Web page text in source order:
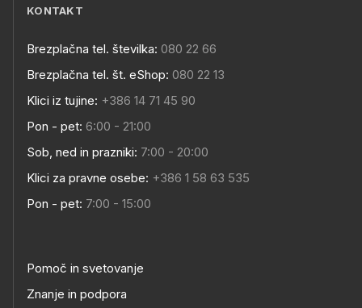
KONTAKT
Brezplačna tel. številka: 080 22 66
Brezplačna tel. št. eShop: 080 22 13
Klici iz tujine: +386 14 71 45 90
Pon - pet: 6:00 - 21:00
Sob, ned in prazniki: 7:00 - 20:00
Klici za pravne osebe: +386 1 58 63 535
Pon - pet: 7:00 - 15:00
Pomoč in svetovanje
Znanje in podpora